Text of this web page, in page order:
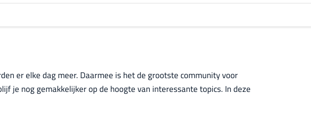
er elke dag meer. Daarmee is het de grootste community voor
je nog gemakkelijker op de hoogte van interessante topics. In deze